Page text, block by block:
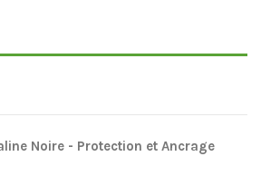
Noire - Protection et Ancrage